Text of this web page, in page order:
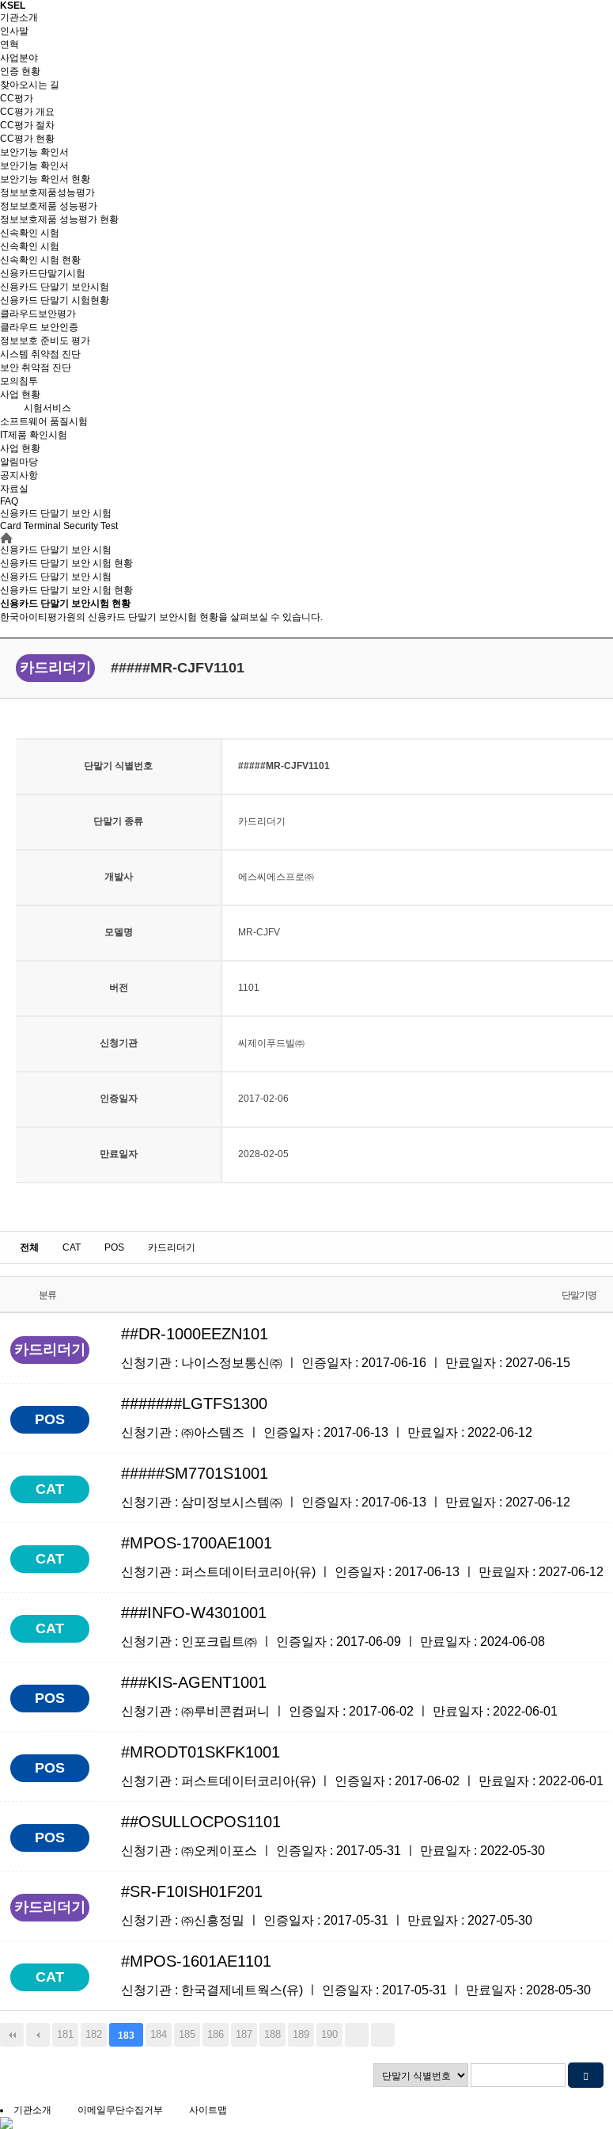
KSEL
기관소개
인사말
연혁
사업분야
인증 현황
찾아오시는 길
CC평가
CC평가 개요
CC평가 절차
CC평가 현황
보안기능 확인서
보안기능 확인서
보안기능 확인서 현황
정보보호제품성능평가
정보보호제품 성능평가
정보보호제품 성능평가 현황
신속확인 시험
신속확인 시험
신속확인 시험 현황
신용카드단말기시험
신용카드 단말기 보안시험
신용카드 단말기 시험현황
클라우드보안평가
클라우드 보안인증
정보보호 준비도 평가
시스템 취약점 진단
보안 취약점 진단
모의침투
사업 현황
시험서비스
소프트웨어 품질시험
IT제품 확인시험
사업 현황
알림마당
공지사항
자료실
FAQ
신용카드 단말기 보안 시험
Card Terminal Security Test
신용카드 단말기 보안 시험
신용카드 단말기 보안 시험 현황
신용카드 단말기 보안 시험
신용카드 단말기 보안 시험 현황
신용카드 단말기 보안시험 현황
한국아이티평가원의 신용카드 단말기 보안시험 현황을 살펴보실 수 있습니다.
카드리더기 #####MR-CJFV1101
단말기 식별번호 #####MR-CJFV1101
단말기 종류 카드리더기
개발사 에스씨에스프로㈜
모델명 MR-CJFV
버전 1101
신청기관 씨제이푸드빌㈜
인증일자 2017-02-06
만료일자 2028-02-05
전체 CAT POS 카드리더기
분류 단말기명
카드리더기
##DR-1000EEZN101
신청기관 : 나이스정보통신㈜ ㅣ 인증일자 : 2017-06-16 ㅣ 만료일자 : 2027-06-15
POS
#######LGTFS1300
신청기관 : ㈜아스템즈 ㅣ 인증일자 : 2017-06-13 ㅣ 만료일자 : 2022-06-12
CAT
#####SM7701S1001
신청기관 : 삼미정보시스템㈜ ㅣ 인증일자 : 2017-06-13 ㅣ 만료일자 : 2027-06-12
CAT
#MPOS-1700AE1001
신청기관 : 퍼스트데이터코리아(유) ㅣ 인증일자 : 2017-06-13 ㅣ 만료일자 : 2027-06-12
CAT
###INFO-W4301001
신청기관 : 인포크립트㈜ ㅣ 인증일자 : 2017-06-09 ㅣ 만료일자 : 2024-06-08
POS
###KIS-AGENT1001
신청기관 : ㈜루비콘컴퍼니 ㅣ 인증일자 : 2017-06-02 ㅣ 만료일자 : 2022-06-01
POS
#MRODT01SKFK1001
신청기관 : 퍼스트데이터코리아(유) ㅣ 인증일자 : 2017-06-02 ㅣ 만료일자 : 2022-06-01
POS
##OSULLOCPOS1101
신청기관 : ㈜오케이포스 ㅣ 인증일자 : 2017-05-31 ㅣ 만료일자 : 2022-05-30
카드리더기
#SR-F10ISH01F201
신청기관 : ㈜신흥정밀 ㅣ 인증일자 : 2017-05-31 ㅣ 만료일자 : 2027-05-30
CAT
#MPOS-1601AE1101
신청기관 : 한국결제네트웍스(유) ㅣ 인증일자 : 2017-05-31 ㅣ 만료일자 : 2028-05-30
181 182 183 184 185 186 187 188 189 190
기관소개 이메일무단수집거부 사이트맵